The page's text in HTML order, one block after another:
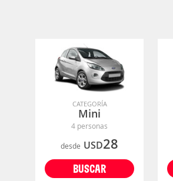
CATEGORÍA
Mini
4 personas
desde USD28
BUSCAR